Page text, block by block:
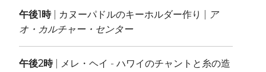
午後1時| カヌーパドルのキーホルダー作り |
ア
オ・カルチャー・センター
午後2時| メレ・ヘイ - ハワイのチャントと糸の造